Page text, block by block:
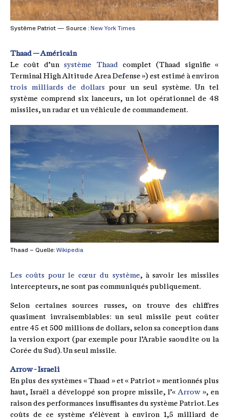
Système Patriot — Source : New York Times
Thaad — Américain
Le coût d’unsystème Thaad complet (Thaad signifie «
Terminal High Altitude Area Defense ») est estimé à environ
trois milliards de dollarspour un seul système. Un tel
système comprend six lanceurs, un lot opérationnel de 48
missiles, un radar et un véhicule de commandement.
Thaad – Quelle: Wikipedia
Les coûts pour le cœur du système, à savoir les missiles
intercepteurs, ne sont pas communiqués publiquement.
Selon certaines sources russes, on trouve des chiffres
quasiment invraisemblables : un seul missile peut coûter
entre 45 et 500 millions de dollars, selon sa conception dans
la version export (par exemple pour l’Arabie saoudite ou la
Corée du Sud). Un seul missile.
Arrow - Israeli
En plus des systèmes « Thaad » et « Patriot » mentionnés plus
haut, Israël a développé son propre missile, l’« Arrow », en
raison des performances insuffisantes du système Patriot. Les
coûts de ce système s’élèvent à environ 1,5 milliard de